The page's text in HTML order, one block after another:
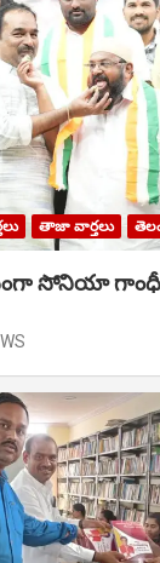
తాజా వార్తలు
సోనియా గాంధీ